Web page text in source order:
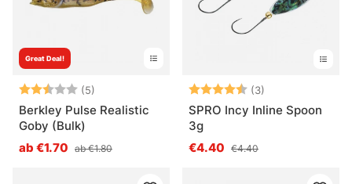
Great Deal!
Bewertung:(5)
2.6 von 5 Sternen
Berkley Pulse Realistic
Goby (Bulk)
ab €1.70 ab €1.80
Bewertung:(3)
SPRO Incy Inline Spoon
3g
€4.40 €4.40